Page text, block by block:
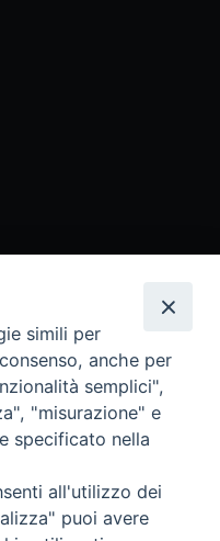
simili per
anche per
semplici",
"misurazione" e
specificato nella
all'utilizzo dei
puoi avere